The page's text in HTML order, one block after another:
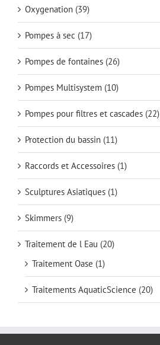
Oxygenation (39)
Pompes à sec (17)
Pompes de fontaines (26)
Pompes Multisystem (10)
Pompes pour filtres et cascades (22)
Protection du bassin (11)
Raccords et Accessoires (1)
Sculptures Asiatiques (1)
Skimmers (9)
Traitement de l Eau (20)
Traitement Oase (1)
Traitements AquaticScience (20)